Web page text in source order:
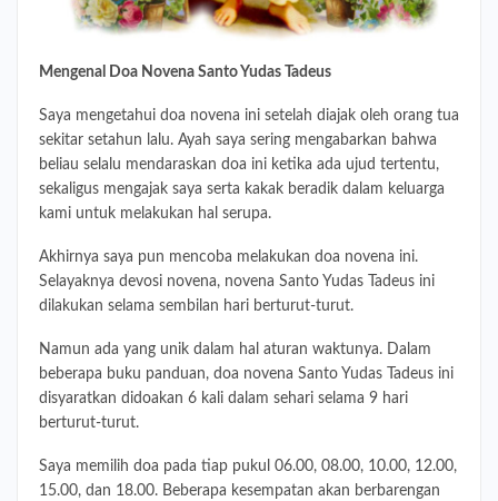
Mengenal Doa Novena Santo Yudas Tadeus
Saya mengetahui doa novena ini setelah diajak oleh orang tua
sekitar setahun lalu. Ayah saya sering mengabarkan bahwa
beliau selalu mendaraskan doa ini ketika ada ujud tertentu,
sekaligus mengajak saya serta kakak beradik dalam keluarga
kami untuk melakukan hal serupa.
Akhirnya saya pun mencoba melakukan doa novena ini.
Selayaknya devosi novena, novena Santo Yudas Tadeus ini
dilakukan selama sembilan hari berturut-turut.
Namun ada yang unik dalam hal aturan waktunya. Dalam
beberapa buku panduan, doa novena Santo Yudas Tadeus ini
disyaratkan didoakan 6 kali dalam sehari selama 9 hari
berturut-turut.
Saya memilih doa pada tiap pukul 06.00, 08.00, 10.00, 12.00,
15.00, dan 18.00. Beberapa kesempatan akan berbarengan